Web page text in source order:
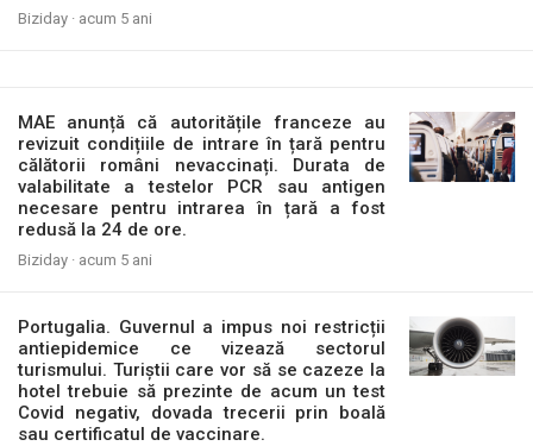
Biziday · acum 5 ani
MAE anunță că autoritățile franceze au
revizuit condițiile de intrare în țară pentru
călătorii români nevaccinați. Durata de
valabilitate a testelor PCR sau antigen
necesare pentru intrarea în țară a fost
redusă la 24 de ore.
Biziday · acum 5 ani
Portugalia. Guvernul a impus noi restricții
antiepidemice ce vizează sectorul
turismului. Turiștii care vor să se cazeze la
hotel trebuie să prezinte de acum un test
Covid negativ, dovada trecerii prin boală
sau certificatul de vaccinare.